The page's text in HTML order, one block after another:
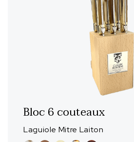
Bloc 6 couteaux
Laguiole Mitre Laiton